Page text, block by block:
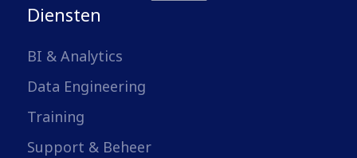
Diensten
BI & Analytics
Data Engineering
Training
Support & Beheer